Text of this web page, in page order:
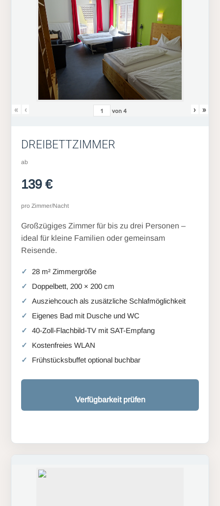
« ‹ von4 › »
DREIBETTZIMMER
ab
139 €
pro Zimmer/Nacht
Großzügiges Zimmer für bis zu drei Personen –
ideal für kleine Familien oder gemeinsam
Reisende.
28 m² Zimmergröße
Doppelbett, 200 × 200 cm
Ausziehcouch als zusätzliche Schlafmöglichkeit
Eigenes Bad mit Dusche und WC
40-Zoll-Flachbild-TV mit SAT-Empfang
Kostenfreies WLAN
Frühstücksbuffet optional buchbar
Verfügbarkeit prüfen